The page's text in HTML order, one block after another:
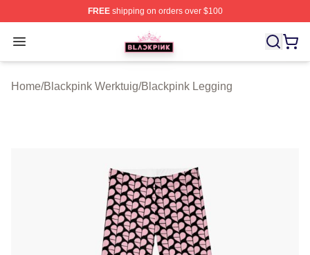
FREEshipping on orders over $100
Open menu
BLACKPINK Shop - Official BLACKPINK Merchandise
Home/Blackpink Werktuig/Blackpink Legging